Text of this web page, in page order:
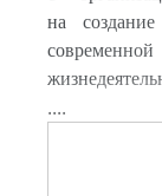
на
....